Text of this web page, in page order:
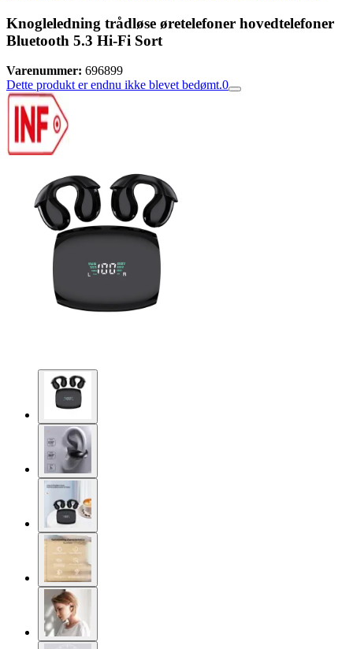
Knogleledning trådløse øretelefoner hovedtelefoner
Bluetooth 5.3 Hi-Fi Sort
Varenummer: 696899
Dette produkt er endnu ikke blevet bedømt.0